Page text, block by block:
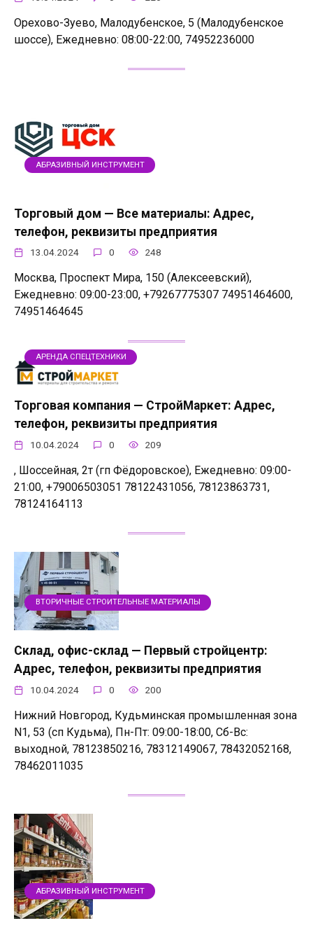
Орехово-Зуево, Малодубенское, 5 (Малодубенское
шоссе), Ежедневно: 08:00-22:00, 74952236000
АБРАЗИВНЫЙ ИНСТРУМЕНТ
Торговый дом — Все материалы: Адрес,
телефон, реквизиты предприятия
13.04.2024 0 248
Москва, Проспект Мира, 150 (Алексеевский),
Ежедневно: 09:00-23:00, +79267775307 74951464600,
74951464645
АРЕНДА СПЕЦТЕХНИКИ
Торговая компания — СтройМаркет: Адрес,
телефон, реквизиты предприятия
10.04.2024 0 209
, Шоссейная, 2т (гп Фёдоровское), Ежедневно: 09:00-
21:00, +79006503051 78122431056, 78123863731,
78124164113
ВТОРИЧНЫЕ СТРОИТЕЛЬНЫЕ МАТЕРИАЛЫ
Склад, офис-склад — Первый стройцентр:
Адрес, телефон, реквизиты предприятия
10.04.2024 0 200
Нижний Новгород, Кудьминская промышленная зона
N1, 53 (сп Кудьма), Пн-Пт: 09:00-18:00, Сб-Вс:
выходной, 78123850216, 78312149067, 78432052168,
78462011035
АБРАЗИВНЫЙ ИНСТРУМЕНТ